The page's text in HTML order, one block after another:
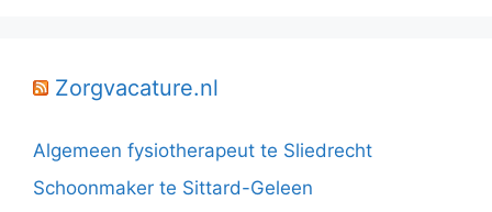
Zorgvacature.nl
Algemeen fysiotherapeut te Sliedrecht
Schoonmaker te Sittard-Geleen